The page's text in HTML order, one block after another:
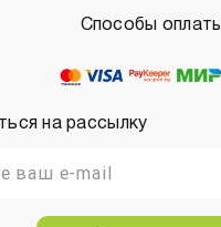
на рассылку
Способы оплаты